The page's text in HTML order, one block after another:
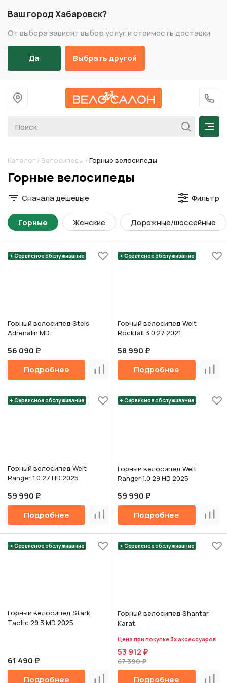
Ваш город Хабаровск?
От выбора зависит выбор услуг и стоимость доставки
Да Выбрать другой
На главную
+7
Каталог / Велосипеды / Горные велосипеды
Разделы каталога
Горные велосипеды
Сначала дешевые Фильтр
Горные Женские Дорожные/шоссейные
+ Сервисное обслуживание
Горный велосипед Stels
Adrenalin MD
56 090 ₽
Подробнее
Сравнить
+ Сервисное обслуживание
Горный велосипед Welt
Rockfall 3.0 27 2021
58 990 ₽
Подробнее
+ Сервисное обслуживание
Горный велосипед Welt
Ranger 1.0 27 HD 2025
59 990 ₽
Подробнее
Сравнить
+ Сервисное обслуживание
Горный велосипед Welt
Ranger 1.0 29 HD 2025
59 990 ₽
Подробнее
+ Сервисное обслуживание
Горный велосипед Stark
Tactic 29.3 MD 2025
61 490 ₽
Подробнее
+ Сервисное обслуживание
Горный велосипед Shantar
Karat
Цена при покупке 3х аксессуаров
53 912 ₽
67 390 ₽
Подробнее